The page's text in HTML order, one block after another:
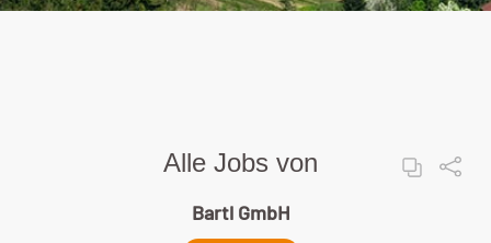
Alle Jobs von
Bartl GmbH